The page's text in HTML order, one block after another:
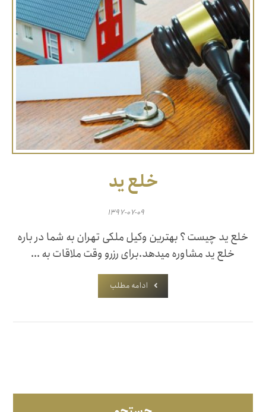
خلع ید
۱۳۹۷-۰۷-۰۹
خلع ید چیست ؟ بهترین وکیل ملکی تهران به شما در باره
خلع ید مشاوره میدهد.برای رزرو وقت ملاقات به ...
ادامه مطلب